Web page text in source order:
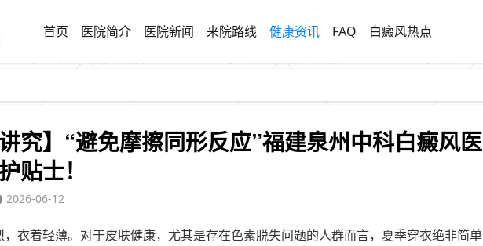
首页 医院简介 医院新闻 来院路线 健康资讯 FAQ 白癜风热点
讲究】“避免摩擦同形反应”福建泉州中科白癜风医
贴士！
2026-06-12
衣着轻薄。对于皮肤健康，尤其是存在色素脱失问题的人群而言，夏季穿衣绝非简单